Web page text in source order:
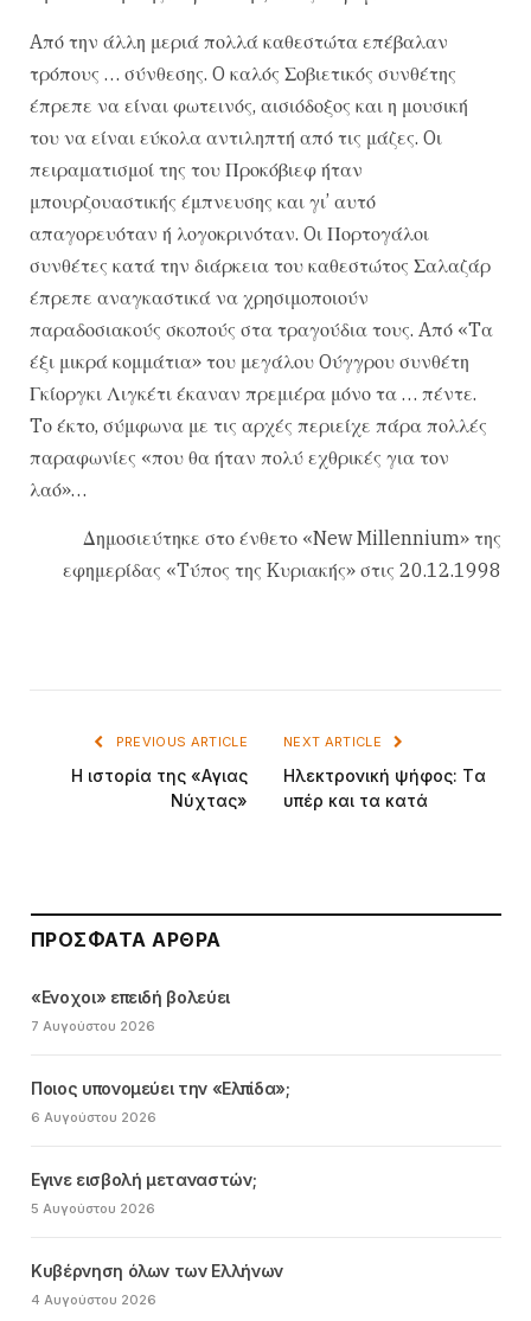
Aπό την άλλη μεριά πολλά καθεστώτα επέβαλαν
τρόπους … σύνθεσης. O καλός Σοβιετικός συνθέτης
έπρεπε να είναι φωτεινός, αισιόδοξος και η μουσική
του να είναι εύκολα αντιληπτή από τις μάζες. Oι
πειραματισμοί της του Προκόβιεφ ήταν
μπουρζουαστικής έμπνευσης και γι’ αυτό
απαγορευόταν ή λογοκρινόταν. Oι Πορτογάλοι
συνθέτες κατά την διάρκεια του καθεστώτος Σαλαζάρ
έπρεπε αναγκαστικά να χρησιμοποιούν
παραδοσιακούς σκοπούς στα τραγούδια τους. Aπό «Tα
έξι μικρά κομμάτια» του μεγάλου Oύγγρου συνθέτη
Γκίοργκι Λιγκέτι έκαναν πρεμιέρα μόνο τα … πέντε.
Tο έκτο, σύμφωνα με τις αρχές περιείχε πάρα πολλές
παραφωνίες «που θα ήταν πολύ εχθρικές για τον
λαό»…
Δημοσιεύτηκε στο ένθετο «New Millennium» της
εφημερίδας «Tύπος της Kυριακής» στις 20.12.1998
PREVIOUS ARTICLE
H ιστορία της «Aγιας
Nύχτας»
NEXT ARTICLE
Hλεκτρονική ψήφος: Tα
υπέρ και τα κατά
ΠΡΌΣΦΑΤΑ ΆΡΘΡΑ
«Ενοχοι» επειδή βολεύει
7 Αυγούστου 2026
Ποιος υπονομεύει την «Ελπίδα»;
6 Αυγούστου 2026
Εγινε εισβολή μεταναστών;
5 Αυγούστου 2026
Κυβέρνηση όλων των Ελλήνων
4 Αυγούστου 2026